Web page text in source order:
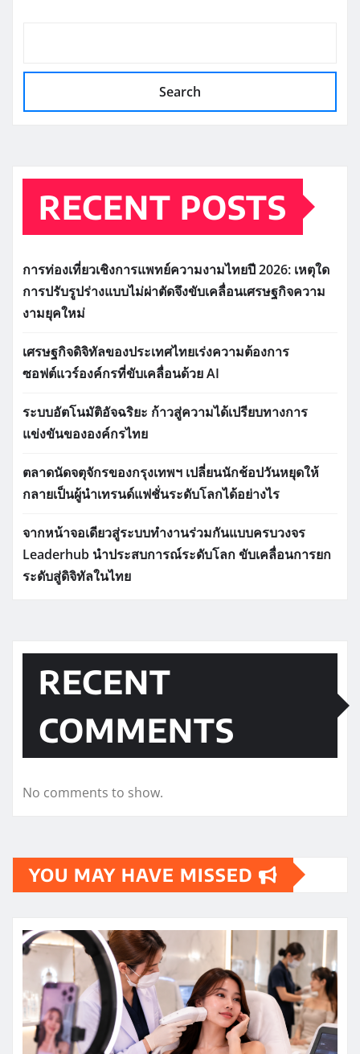
Search
RECENT POSTS
การท่องเที่ยวเชิงการแพทย์ความงามไทยปี 2026: เหตุใด
การปรับรูปร่างแบบไม่ผ่าตัดจึงขับเคลื่อนเศรษฐกิจความ
งามยุคใหม่
เศรษฐกิจดิจิทัลของประเทศไทยเร่งความต้องการ
ซอฟต์แวร์องค์กรที่ขับเคลื่อนด้วย AI
ระบบอัตโนมัติอัจฉริยะ ก้าวสู่ความได้เปรียบทางการ
แข่งขันขององค์กรไทย
ตลาดนัดจตุจักรของกรุงเทพฯ เปลี่ยนนักช้อปวันหยุดให้
กลายเป็นผู้นำเทรนด์แฟชั่นระดับโลกได้อย่างไร
จากหน้าจอเดียวสู่ระบบทำงานร่วมกันแบบครบวงจร
Leaderhub นำประสบการณ์ระดับโลก ขับเคลื่อนการยก
ระดับสู่ดิจิทัลในไทย
RECENT
COMMENTS
No comments to show.
YOU MAY HAVE MISSED